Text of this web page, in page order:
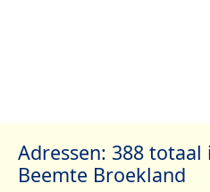
Adressen: 388
Beemte Broekland